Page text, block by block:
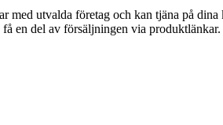
med utvalda företag och kan tjäna på dina
en del av försäljningen via